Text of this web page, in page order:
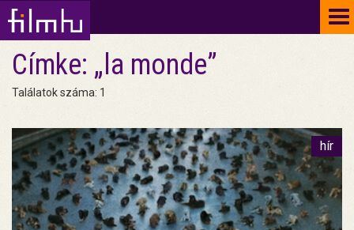
Címke: „la monde”
Találatok száma: 1
hír